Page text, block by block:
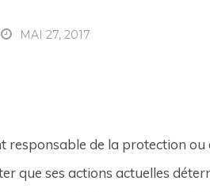
MAI 27, 2017
responsable de la protection
que ses actions actuelles